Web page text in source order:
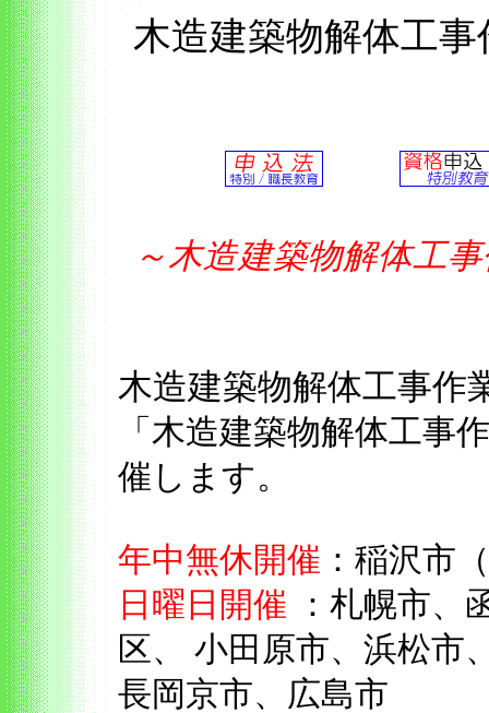
木造建築物解体工
～木造建築物解体工
木造建築物解体工事
「木造建築物解体工事
催します。
年中無休開催 ：稲沢市
日曜日開催 ：札幌市、
区、 小田原市、浜松市
長岡京市、広島市